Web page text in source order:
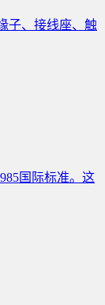
子、接线座、触
国际标准。这